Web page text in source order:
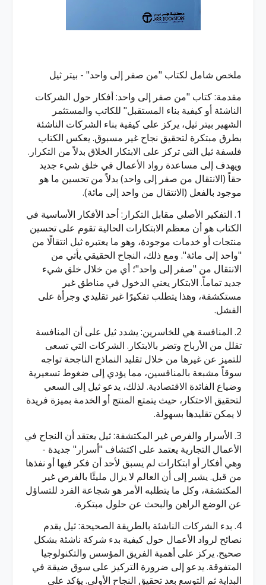
ملخص شامل لكتاب "من صفر إلى واحد" - بيتر ثيل
مقدمة: كتاب "من صفر إلى واحد: أفكار حول الشركات
الناشئة أو كيفية بناء المستقبل" للكاتب والمستثمر
الشهير بيتر ثيل، يركز على كيفية بناء الشركات الناشئة
بطرق مبتكرة لتحقيق نجاح غير مسبوق. يعكس الكتاب
فلسفة ثيل التي تركز على الابتكار الخلاق بدلاً من التكرار.
ويهدف إلى مساعدة رواد الأعمال في خلق شيء جديد
حقاً (الانتقال من صفر إلى واحد) بدلاً من تحسين ما هو
موجود بالفعل (الانتقال من واحد إلى مائة).
1. التفكير الأصلي مقابل التكرار: أحد الأفكار الأساسية في
الكتاب هو أن معظم الابتكارات الحالية تقوم على تحسين
منتجات أو خدمات موجودة، وهو ما يعتبره ثيل انتقالًا من
"واحد إلى مائة". ومع ذلك، النجاح الحقيقي يأتي من
الانتقال من "صفر إلى واحد"؛ أي من خلال خلق شيء
جديد تماماً. الابتكار يعني الدخول في مناطق غير
مستكشفة، وهذا يتطلب تفكيرًا غير تقليدي وجرأة على
الفشل.
2. المنافسة هي للخاسرين: يشدد ثيل على أن المنافسة
تقلل من الأرباح وتضر بالابتكار. الشركات التي تسعى
للتميز عن غيرها من خلال تقليد النماذج الناجحة تواجه
سوقاً مشبعة بالمنافسين، مما يؤدي إلى ضغوط تسعيرية
وضياع الفائدة الاقتصادية. لذلك، يدعو ثيل إلى السعي
لتحقيق الاحتكار، حيث يتمتع المنتج أو الخدمة بميزة فريدة
لا يمكن تقليدها بسهولة.
3. الأسرار والفرص غير المكتشفة: ثيل يعتقد أن النجاح في
الأعمال التجارية يعتمد على اكتشاف "أسرار" جديدة -
وهي أفكار أو ابتكارات لم يسبق لأحد أن فكر فيها أو نفذها
من قبل. يشير إلى أن العالم لا يزال مليئًا بالفرص غير
المكتشفة، وكل ما يتطلبه الأمر هو شجاعة الفرد للتساؤل
عن الوضع الراهن والبحث عن حلول مبتكرة.
4. بدء الشركات الناشئة بالطريقة الصحيحة: ثيل يقدم
نصائح لرواد الأعمال حول كيفية بدء شركة ناشئة بشكل
صحيح. يركز على أهمية الفريق المؤسس والتكنولوجيا
المتفوقة. يدعو إلى ضرورة التركيز على سوق ضيقة في
البداية ثم التوسع بعد تحقيق النجاح الأولي. يؤكد على